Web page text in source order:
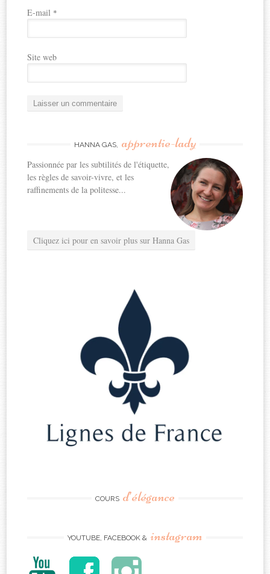
E-mail *
Site web
HANNA GAS, apprentie-lady
Passionnée par les subtilités de l'étiquette,
les règles de savoir-vivre, et les
raffinements de la politesse...
Cliquez ici pour en savoir plus sur Hanna Gas
COURS d’élégance
YOUTUBE, FACEBOOK & instagram